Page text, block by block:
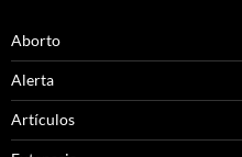
Aborto
Alerta
Artículos